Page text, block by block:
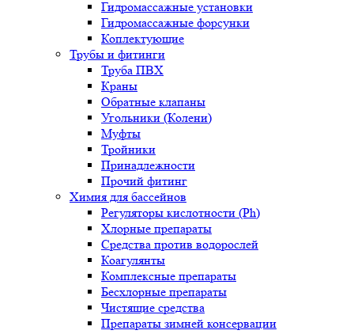
Гидромассажные установки
Гидромассажные форсунки
Коплектующие
Трубы и фитинги
Труба ПВХ
Краны
Обратные клапаны
Угольники (Колени)
Муфты
Тройники
Принадлежности
Прочий фитинг
Химия для бассейнов
Регуляторы кислотности (Ph)
Хлорные препараты
Средства против водорослей
Коагулянты
Комплексные препараты
Бесхлорные препараты
Чистящие средства
Препараты зимней консервации